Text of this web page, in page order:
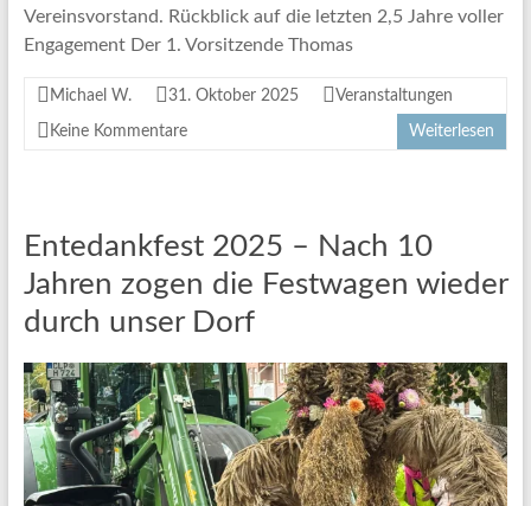
Vereinsvorstand. Rückblick auf die letzten 2,5 Jahre voller
Engagement Der 1. Vorsitzende Thomas
Michael W. 31. Oktober 2025 Veranstaltungen
Keine Kommentare Weiterlesen
Entedankfest 2025 – Nach 10
Jahren zogen die Festwagen wieder
durch unser Dorf